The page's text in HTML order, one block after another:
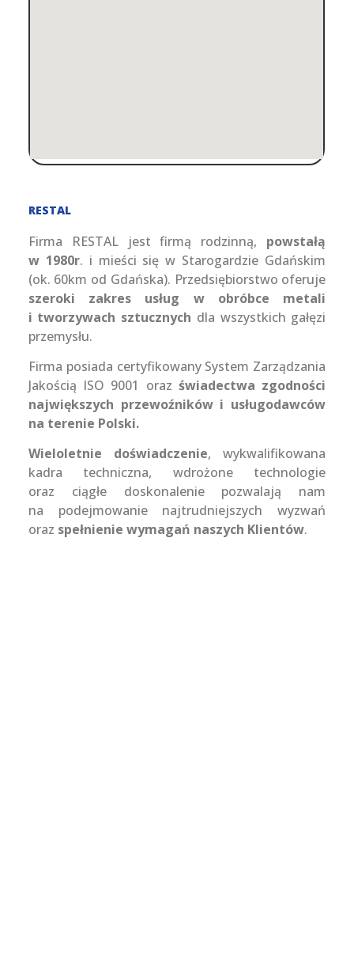
RESTAL
Firma RESTAL jest firmą rodzinną, powstałą
w 1980r. i mieści się w Starogardzie Gdańskim
(ok. 60km od Gdańska). Przedsiębiorstwo oferuje
szeroki zakres usług w obróbce metali
i tworzywach sztucznych dla wszystkich gałęzi
przemysłu.
Firma posiada certyfikowany System Zarządzania
Jakością ISO 9001 oraz świadectwa zgodności
największych przewoźników i usługodawców
na terenie Polski.
Wieloletnie doświadczenie, wykwalifikowana
kadra techniczna, wdrożone technologie
oraz ciągłe doskonalenie pozwalają nam
na podejmowanie najtrudniejszych wyzwań
oraz spełnienie wymagań naszych Klientów.